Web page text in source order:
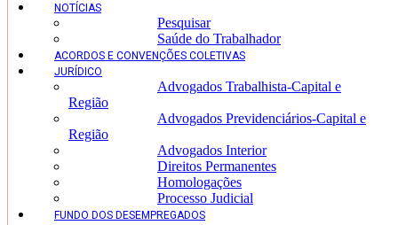
NOTÍCIAS
Pesquisar
Saúde do Trabalhador
ACORDOS E CONVENÇÕES COLETIVAS
JURÍDICO
Advogados Trabalhista-Capital e
Região
Advogados Previdenciários-Capital e
Região
Advogados Interior
Direitos Permanentes
Homologações
Processo Judicial
FUNDO DOS DESEMPREGADOS